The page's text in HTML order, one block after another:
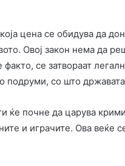
цена се обидува да
Овој закон нема да
се затвораат
подруми, со што
ќе почне да царува
и играчите. Ова веќе